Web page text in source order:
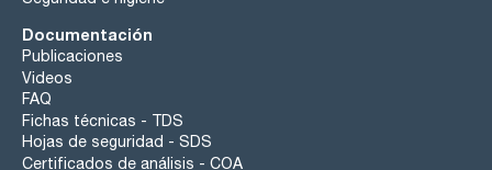
Documentación
Publicaciones
Videos
FAQ
Fichas técnicas - TDS
Hojas de seguridad - SDS
Certificados de análisis - COA